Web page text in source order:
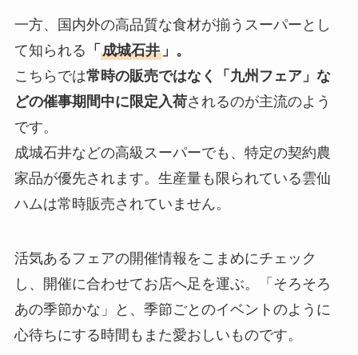
一方、国内外の高品質な食材が揃うスーパーとし
て知られる 「 成城石井」。
こちらでは常時の販売ではなく「九州フェア」な
どの催事期間中に限定入荷されるのが主流のよう
です。
成城石井などの高級スーパーでも、特定の契約農
家品が優先されます。生産量も限られている雲仙
ハムは常時販売されていません。
活気あるフェアの開催情報をこまめにチェック
し、開催に合わせてお店へ足を運ぶ。「そろそろ
あの季節かな」と、季節ごとのイベントのように
心待ちにする時間もまた愛おしいものです。